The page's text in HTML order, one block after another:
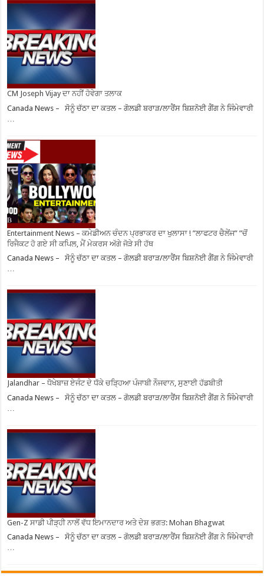
CM Joseph Vijay ਦਾ ਨਹੀਂ ਹੋਵੇਗਾ ਤਲਾਕ
Canada News – ਸੋਨੂੰ ਚੱਠਾ ਦਾ ਕਤਲ – ਗੋਲਡੀ ਬਰਾੜ/ਲਾਰੈਂਸ ਬਿਸ਼ਨੋਈ ਗੈਂਗ ਨੇ ਜਿੰਮੇਵਾਰੀ
Entertainment News – ਕਮੇਡੀਅਨ ਚੰਦਨ ਪ੍ਰਭਾਕਰ ਦਾ ਖੁਲਾਸਾ ! ”ਲਾਫਟਰ ਚੈਲੇਂਜ” ”ਚੋਂ
ਰਿਜੈਕਟ ਹੋ ਗਏ ਸੀ ਕਪਿਲ, ਮੈਂ ਮੇਕਰਸ ਅੱਗੇ ਜੋੜੇ ਸੀ ਹੱਥ
Canada News – ਸੋਨੂੰ ਚੱਠਾ ਦਾ ਕਤਲ – ਗੋਲਡੀ ਬਰਾੜ/ਲਾਰੈਂਸ ਬਿਸ਼ਨੋਈ ਗੈਂਗ ਨੇ ਜਿੰਮੇਵਾਰੀ
…
Jalandhar – ਧੋਖੇਬਾਜ਼ ਏਜੰਟ ਦੇ ਧੱਕੇ ਚੜ੍ਹਿਆ ਪੰਜਾਬੀ ਨੌਜਵਾਨ, ਸੁਣਾਈ ਹੱਡਬੀਤੀ
Canada News – ਸੋਨੂੰ ਚੱਠਾ ਦਾ ਕਤਲ – ਗੋਲਡੀ ਬਰਾੜ/ਲਾਰੈਂਸ ਬਿਸ਼ਨੋਈ ਗੈਂਗ ਨੇ ਜਿੰਮੇਵਾਰੀ
Gen-Z ਸਾਡੀ ਪੀੜ੍ਹੀ ਨਾਲੋਂ ਵੱਧ ਇਮਾਨਦਾਰ ਅਤੇ ਦੇਸ਼ ਭਗਤ: Mohan Bhagwat
Canada News – ਸੋਨੂੰ ਚੱਠਾ ਦਾ ਕਤਲ – ਗੋਲਡੀ ਬਰਾੜ/ਲਾਰੈਂਸ ਬਿਸ਼ਨੋਈ ਗੈਂਗ ਨੇ ਜਿੰਮੇਵਾਰੀ
…